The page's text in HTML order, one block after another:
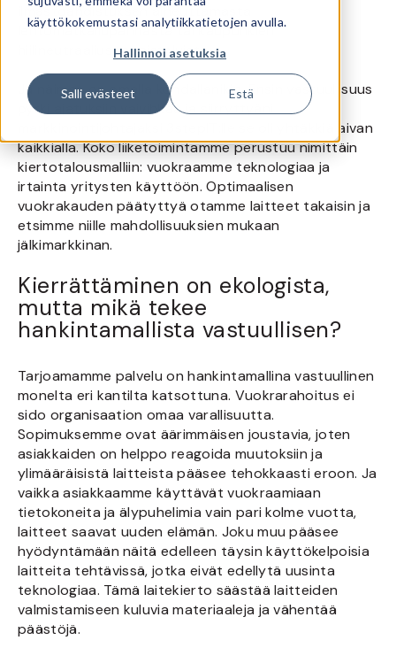
käyttökokemustasi analytiikkatietojen avulla.
Hallinnoi asetuksia
Salli evästeet Estä
ilmastoahdistuksen aiheuttamasta
lentomatkailupannasta tai kaupunkien
hiilineutraaliusponnisteluista.
Ja näin se on omalla kohdallanikin. Ensin vastuullisuus
pyrki ajatuksiin vaivihkaa ja siirryttyäni
markkinointijohtajaksi 3stepIT:lle se oli yhtäkkiä aivan
kaikkialla. Koko liiketoimintamme perustuu nimittäin
kiertotalousmalliin: vuokraamme teknologiaa ja
irtainta yritysten käyttöön. Optimaalisen
vuokrakauden päätyttyä otamme laitteet takaisin ja
etsimme niille mahdollisuuksien mukaan
jälkimarkkinan.
Kierrättäminen on ekologista,
mutta mikä tekee
hankintamallista vastuullisen?
Tarjoamamme palvelu on hankintamallina vastuullinen
monelta eri kantilta katsottuna. Vuokrarahoitus ei
sido organisaation omaa varallisuutta.
Sopimuksemme ovat äärimmäisen joustavia, joten
asiakkaiden on helppo reagoida muutoksiin ja
ylimääräisistä laitteista pääsee tehokkaasti eroon. Ja
vaikka asiakkaamme käyttävät vuokraamiaan
tietokoneita ja älypuhelimia vain pari kolme vuotta,
laitteet saavat uuden elämän. Joku muu pääsee
hyödyntämään näitä edelleen täysin käyttökelpoisia
laitteita tehtävissä, jotka eivät edellytä uusinta
teknologiaa. Tämä laitekierto säästää laitteiden
valmistamiseen kuluvia materiaaleja ja vähentää
päästöjä.